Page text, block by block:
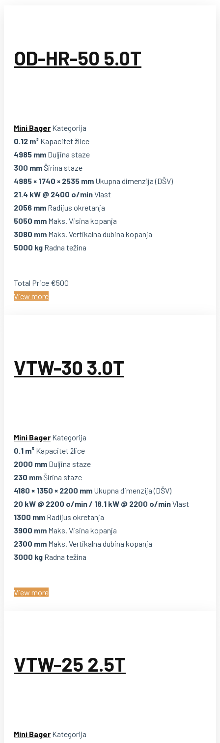
OD-HR-50 5.0T
Mini Bager Kategorija
0.12 m³ Kapacitet žlice
4985 mm Duljina staze
300 mmŠirina staze
4985 × 1740 × 2535 mm Ukupna dimenzija (DŠV)
21.4 kW @ 2400 o/minVlast
2056 mm Radijus okretanja
5050 mm Maks. Visina kopanja
3080 mm Maks. Vertikalna dubina kopanja
5000 kg Radna težina
Total Price €500
View more
VTW-30 3.0T
Mini Bager Kategorija
0.1 m³ Kapacitet žlice
2000 mm Duljina staze
230 mmŠirina staze
4180 × 1350 × 2200 mm Ukupna dimenzija (DŠV)
20 kW @ 2200 o/min / 18.1 kW @ 2200 o/minVlast
1300 mm Radijus okretanja
3900 mm Maks. Visina kopanja
2300 mm Maks. Vertikalna dubina kopanja
3000 kg Radna težina
View more
VTW-25 2.5T
Mini Bager Kategorija